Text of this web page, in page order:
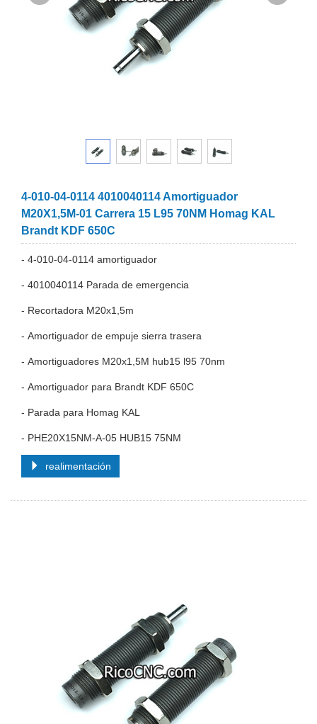
4-010-04-0114 4010040114 Amortiguador
M20X1,5M-01 Carrera 15 L95 70NM Homag KAL
Brandt KDF 650C
- 4-010-04-0114 amortiguador
- 4010040114 Parada de emergencia
- Recortadora M20x1,5m
- Amortiguador de empuje sierra trasera
- Amortiguadores M20x1,5M hub15 l95 70nm
- Amortiguador para Brandt KDF 650C
- Parada para Homag KAL
- PHE20X15NM-A-05 HUB15 75NM
realimentación